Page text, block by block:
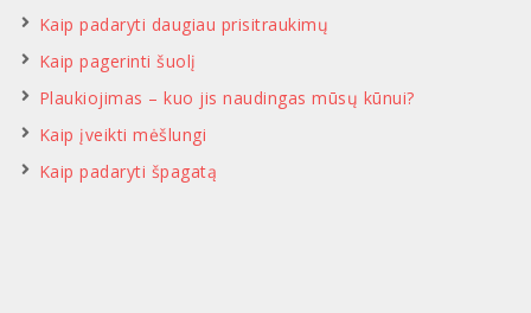
Kaip padaryti daugiau prisitraukimų
Kaip pagerinti šuolį
Plaukiojimas – kuo jis naudingas mūsų kūnui?
Kaip įveikti mėšlungi
Kaip padaryti špagatą